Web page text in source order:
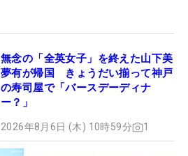
無念の「全英女子」を終えた山下美
夢有が帰国 きょうだい揃って神戸
の寿司屋で「バースデーディナ
ー？」
2026年8月6日 (木) 10時59分 1